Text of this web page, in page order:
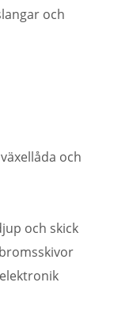
och
och
och skick